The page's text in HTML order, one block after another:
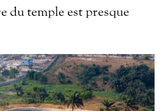
du temple est presque